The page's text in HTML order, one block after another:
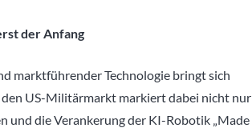
der Anfang
marktführender Technologie bringt sich
US-Militärmarkt markiert dabei nicht nur
und die Verankerung der KI-Robotik „Made